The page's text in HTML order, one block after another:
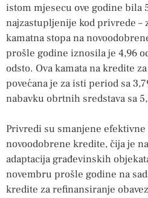
istom mjesecu ove godine bila
najzastupljenije kod privrede –
kamatna stopa na
prošle godine iznosila je 4,96
odsto. Ova kamata na kredite
povećana je za isti period sa
nabavku obrtnih sredstava sa
Privredi su smanjene
novoodobrene kredite, čija je
adaptacija građevinskih
novembru prošle godine na
kredite za refinansiranje